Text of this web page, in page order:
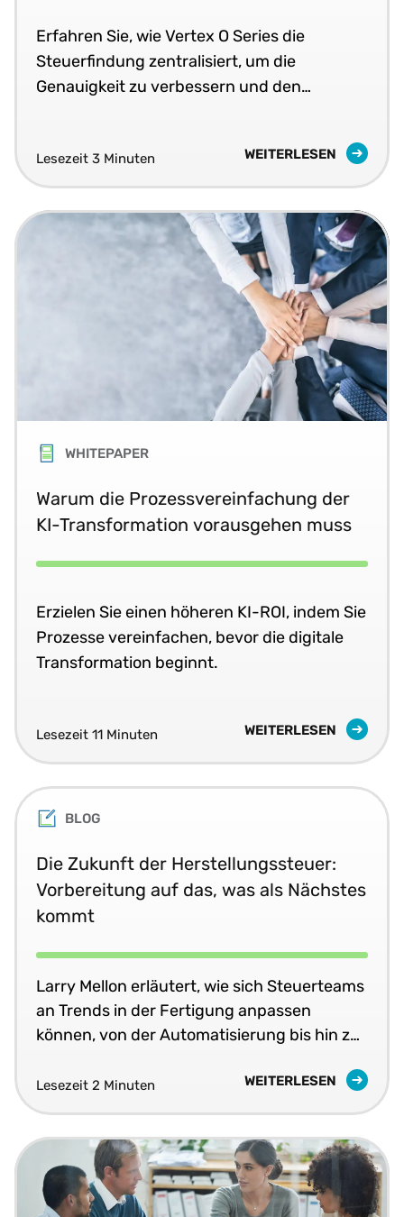
Erfahren Sie, wie Vertex O Series die
Steuerfindung zentralisiert, um die
Genauigkeit zu verbessern und den
Lesezeit 3 Minuten WEITERLESEN
WHITEPAPER
Warum die Prozessvereinfachung der
KI-Transformation vorausgehen muss
Erzielen Sie einen höheren KI-ROI, indem Sie
Prozesse vereinfachen, bevor die digitale
Transformation beginnt.
Lesezeit 11 Minuten WEITERLESEN
BLOG
Die Zukunft der Herstellungssteuer:
Vorbereitung auf das, was als Nächstes
kommt
Larry Mellon erläutert, wie sich Steuerteams
an Trends in der Fertigung anpassen
können, von der Automatisierung bis hin zu
Lesezeit 2 Minuten WEITERLESEN